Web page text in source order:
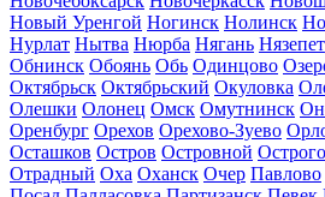
Новый Уренгой Ногинск Нолинск
Нурлат Нытва Нюрба Нягань
Обнинск Обоянь Обь Одинцово
Октябрьск Октябрьский Окуловка
Олешки Олонец Омск Омутнинск
Оренбург Орехов Орехово-Зуево
Осташков Остров Островной
Отрадный Оха Оханск Очер Павлово